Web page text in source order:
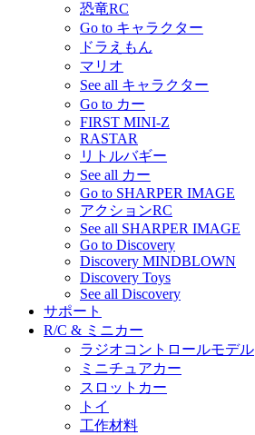
恐竜RC
Go to キャラクター
ドラえもん
マリオ
See all キャラクター
Go to カー
FIRST MINI-Z
RASTAR
リトルバギー
See all カー
Go to SHARPER IMAGE
アクションRC
See all SHARPER IMAGE
Go to Discovery
Discovery MINDBLOWN
Discovery Toys
See all Discovery
サポート
R/C & ミニカー
ラジオコントロールモデル
ミニチュアカー
スロットカー
トイ
工作材料